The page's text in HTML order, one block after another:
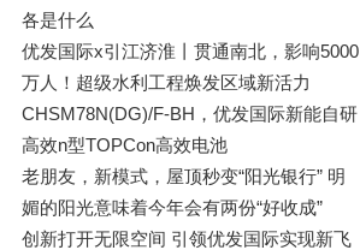
各是什么
优发国际x引江济淮丨贯通南北，影响5000
万人！超级水利工程焕发区域新活力
CHSM78N(DG)/F-BH，优发国际新能自研
高效n型TOPCon高效电池
老朋友，新模式，屋顶秒变“阳光银行” 明
媚的阳光意味着今年会有两份“好收成”
创新打开无限空间 引领优发国际实现新飞